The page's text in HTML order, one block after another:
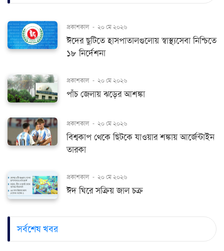
প্রকাশকাল - ২০ মে ২০২৬
ঈদের ছুটিতে হাসপাতালগুলোয় স্বাস্থ্যসেবা নিশ্চিতে
১৮ নির্দেশনা
প্রকাশকাল - ২০ মে ২০২৬
পাঁচ জেলায় ঝড়ের আশঙ্কা
প্রকাশকাল - ২০ মে ২০২৬
বিশ্বকাপ থেকে ছিটকে যাওয়ার শঙ্কায় আর্জেন্টাইন
তারকা
প্রকাশকাল - ২০ মে ২০২৬
ঈদ ঘিরে সক্রিয় জাল চক্র
সর্বশেষ খবর